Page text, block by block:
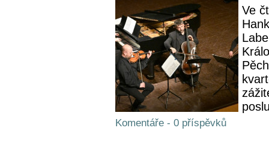
Ve
Komentáře - 0 příspěvků